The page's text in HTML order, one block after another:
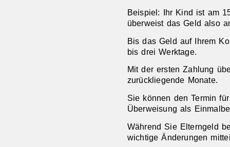
Beispiel: Ihr Kind ist am
überweist das Geld also
Bis das Geld auf Ihrem
bis drei Werktage.
Mit der ersten Zahlung
zurückliegende Monate.
Sie können den Termin
Überweisung als
Während Sie Elterngeld
wichtige Änderungen